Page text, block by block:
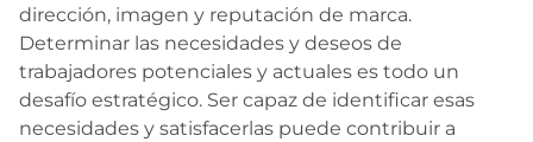
dirección, imagen y reputación de marca.
Determinar las necesidades y deseos de
trabajadores potenciales y actuales es todo un
desafío estratégico. Ser capaz de identificar esas
necesidades y satisfacerlas puede contribuir a